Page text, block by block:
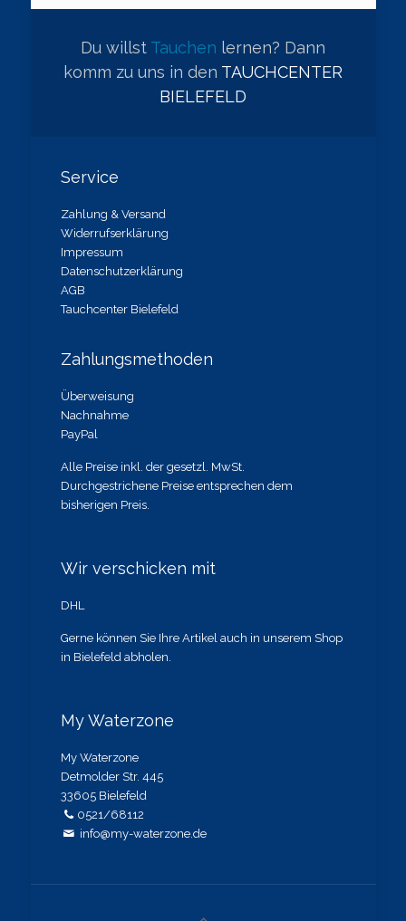
Du willst Tauchen lernen? Dann
komm zu uns in den TAUCHCENTER
BIELEFELD
Service
Zahlung & Versand
Widerrufserklärung
Impressum
Datenschutzerklärung
AGB
Tauchcenter Bielefeld
Zahlungsmethoden
Überweisung
Nachnahme
PayPal
Alle Preise inkl. der gesetzl. MwSt.
Durchgestrichene Preise entsprechen dem
bisherigen Preis.
Wir verschicken mit
DHL
Gerne können Sie Ihre Artikel auch in unserem Shop
in Bielefeld abholen.
My Waterzone
My Waterzone
Detmolder Str. 445
33605 Bielefeld
0521/68112
info@my-waterzone.de